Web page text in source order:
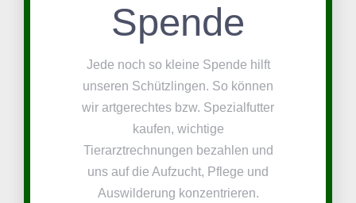
Spende
Jede noch so kleine Spende hilft
unseren Schützlingen. So können
wir artgerechtes bzw. Spezialfutter
kaufen, wichtige
Tierarztrechnungen bezahlen und
uns auf die Aufzucht, Pflege und
Auswilderung konzentrieren.